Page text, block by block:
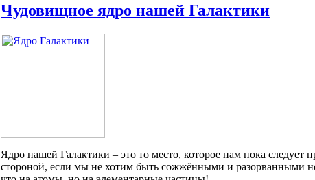
Чудовищное ядро нашей Галактики
Ядро нашей Галактики – это то место, которое нам пока следует
стороной, если мы не хотим быть сожжёнными и разорванными